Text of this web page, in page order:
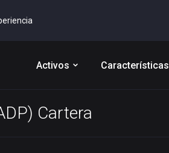
Activos Características
Cartera